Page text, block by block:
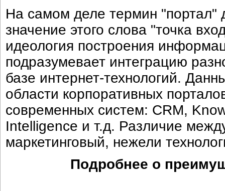
На самом деле термин "портал"
значение этого слова "точка
идеология построения
подразумевает интеграцию
базе интернет-технологий.
области корпоративных
современных систем: CRM,
Intelligence и т.д. Различие
маркетинговый, нежели
Подробнее о